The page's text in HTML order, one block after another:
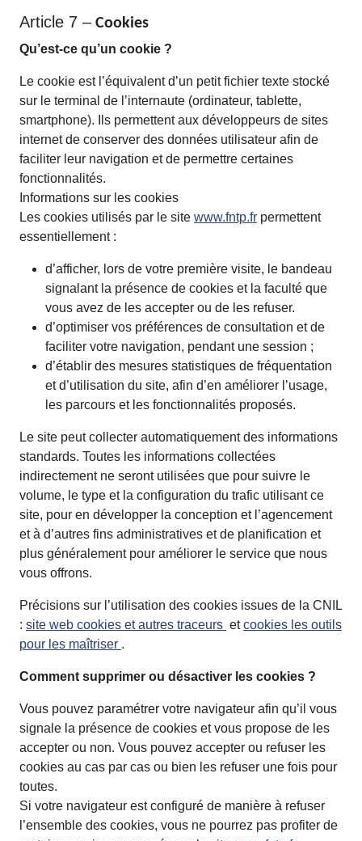
Article 7 –Cookies
Qu’est-ce qu’un cookie ?
Le cookie est l’équivalent d’un petit fichier texte stocké
sur le terminal de l’internaute (ordinateur, tablette,
smartphone). Ils permettent aux développeurs de sites
internet de conserver des données utilisateur afin de
faciliter leur navigation et de permettre certaines
fonctionnalités.
Informations sur les cookies
Les cookies utilisés par le site www.fntp.fr permettent
essentiellement :
d’afficher, lors de votre première visite, le bandeau
signalant la présence de cookies et la faculté que
vous avez de les accepter ou de les refuser.
d’optimiser vos préférences de consultation et de
faciliter votre navigation, pendant une session ;
d’établir des mesures statistiques de fréquentation
et d’utilisation du site, afin d’en améliorer l’usage,
les parcours et les fonctionnalités proposés.
Le site peut collecter automatiquement des informations
standards. Toutes les informations collectées
indirectement ne seront utilisées que pour suivre le
volume, le type et la configuration du trafic utilisant ce
site, pour en développer la conception et l’agencement
et à d’autres fins administratives et de planification et
plus généralement pour améliorer le service que nous
vous offrons.
Précisions sur l’utilisation des cookies issues de la CNIL
: site web cookies et autres traceurs etcookies les outils
pour les maîtriser .
Comment supprimer ou désactiver les cookies ?
Vous pouvez paramétrer votre navigateur afin qu’il vous
signale la présence de cookies et vous propose de les
accepter ou non. Vous pouvez accepter ou refuser les
cookies au cas par cas ou bien les refuser une fois pour
toutes.
Si votre navigateur est configuré de manière à refuser
l’ensemble des cookies, vous ne pourrez pas profiter de